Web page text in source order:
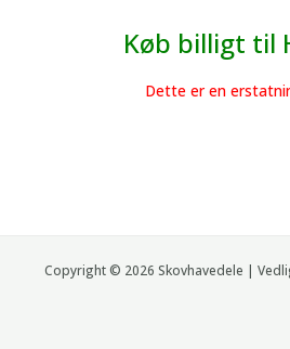
Køb billigt til
Dette er en
Copyright © 2026 Skovhavedele |